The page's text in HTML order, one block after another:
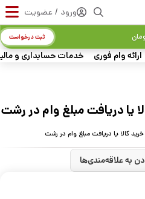
ورود / عضویت
ارائه وام فوری خدمات حسابداری و
ثبت درخواست
یا دریافت مبلغ وام در رشت
کالا یا دریافت مبلغ وام در رشت
به علاقه‌مندی‌ها